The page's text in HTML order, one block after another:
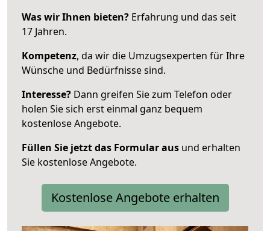
Was wir Ihnen bieten? Erfahrung und das seit
17 Jahren.
Kompetenz, da wir die Umzugsexperten für Ihre
Wünsche und Bedürfnisse sind.
Interesse? Dann greifen Sie zum Telefon oder
holen Sie sich erst einmal ganz bequem
kostenlose Angebote.
Füllen Sie jetzt das Formular aus und erhalten
Sie kostenlose Angebote.
Kostenlose Angebote erhalten